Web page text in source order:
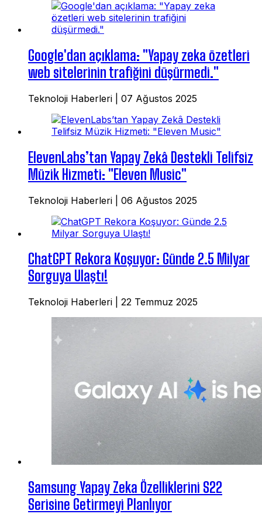
Google'dan açıklama: "Yapay zeka özetleri
web sitelerinin trafiğini düşürmedi."
Teknoloji Haberleri 07 Ağustos 2025
ElevenLabs’tan Yapay Zekâ Destekli Telifsiz
Müzik Hizmeti: "Eleven Music"
Teknoloji Haberleri 06 Ağustos 2025
ChatGPT Rekora Koşuyor: Günde 2.5 Milyar
Sorguya Ulaştı!
Teknoloji Haberleri 22 Temmuz 2025
Samsung Yapay Zeka Özelliklerini S22
Serisine Getirmeyi Planlıyor